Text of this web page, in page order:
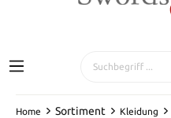
Home Sortiment Kleidung